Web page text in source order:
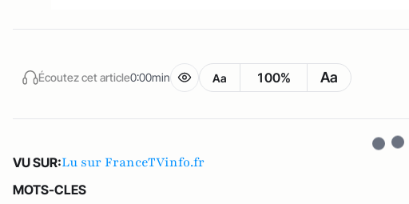
Écoutez cet article0:00min Aa 100% Aa
VU SUR:Lu sur FranceTVinfo.fr
MOTS-CLES